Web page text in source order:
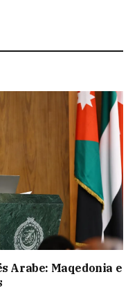
Arabe: Maqedonia e